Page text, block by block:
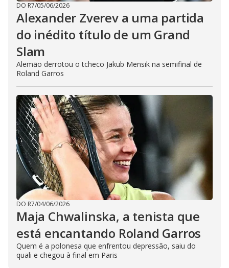
DO R7/05/06/2026
Alexander Zverev a uma partida
do inédito título de um Grand
Slam
Alemão derrotou o tcheco Jakub Mensik na semifinal de
Roland Garros
DO R7/04/06/2026
Maja Chwalinska, a tenista que
está encantando Roland Garros
Quem é a polonesa que enfrentou depressão, saiu do
quali e chegou à final em Paris